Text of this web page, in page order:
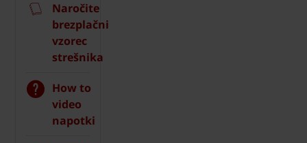
Naročite
brezplačni
vzorec
strešnika
How to
video
napotki